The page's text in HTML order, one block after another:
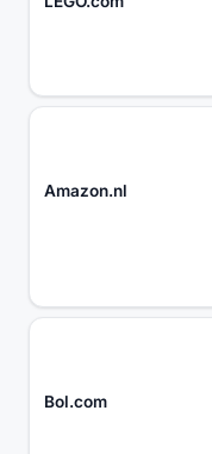
Amazon.nl
Bol.com